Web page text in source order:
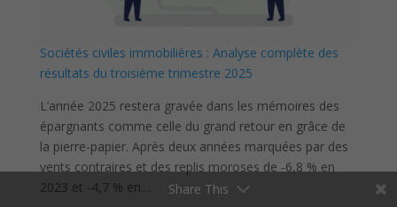
Sociétés civiles immobilières : Analyse complète des
résultats du troisième trimestre 2025
L’année 2025 restera gravée dans les mémoires des
épargnants comme celle du grand retour en grâce de
la pierre-papier. Après deux années marquées par des
vents contraires et des replis moroses de -6,8 % en
2023 et -4,7 % en…
Share This